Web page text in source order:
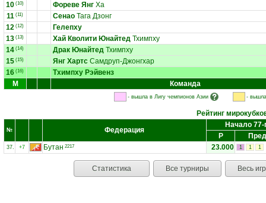
10 (10) Фореве Янг Ха
11 (11) Сенао Тага Дзонг
12 (12)
Гелепху
13 (13) Хай Кволити Юнайтед Тхимпху
14 (14) Драк Юнайтед Тхимпху
15 (15) Янг Хартс Самдруп-Джонгхар
16 (16)
Тхимпху Рэйвенз
М
Команда
- вышла в Лигу чемпионов Азии - вышла
Рейтинг
№ Федерация
Начало 77-
Р
37. +7 Бутан 2217 23.000 1 1 1
Статистика Все турниры Весь